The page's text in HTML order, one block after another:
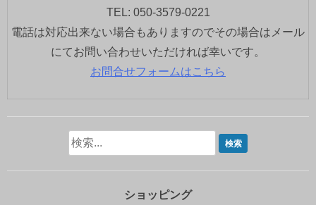
TEL: 050-3579-0221
電話は対応出来ない場合もありますのでその場合はメール
にてお問い合わせいただければ幸いです。
お問合せフォームはこちら
ショッピング